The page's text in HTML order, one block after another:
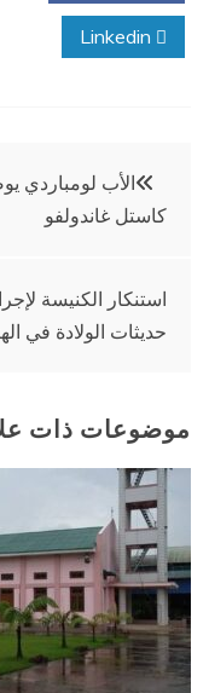
تصفّح
المقالات
الأب لومباردي
كاستل غاندولفو
استنكار الكنيسة
حديثات الولادة في
موضوعات ذات